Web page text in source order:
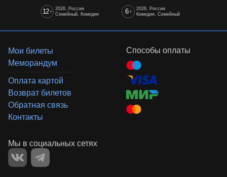
12+ 2026, Россия
Семейный, Комедия
6+
2026, Россия
Комедия, Семейный
Мои билеты
Меморандум
Оплата картой
Возврат билетов
Обратная связь
Контакты
Способы оплаты